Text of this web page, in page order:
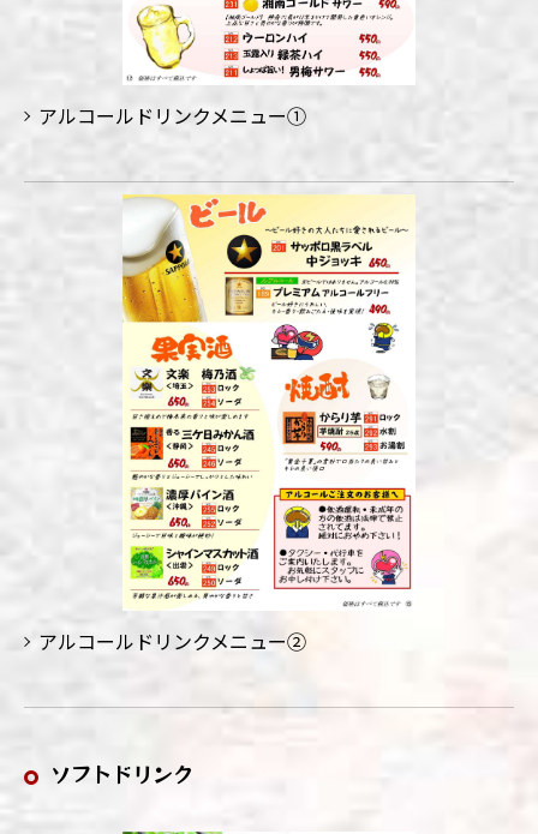
アルコールドリンクメニュー①
アルコールドリンクメニュー②
ソフトドリンク